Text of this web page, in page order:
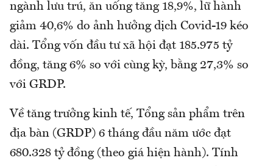
ngành lưu trú, ăn uống tăng 18,9%, lữ hành
giảm 40,6% do ảnh hưởng dịch Covid-19 kéo
dài. Tổng vốn đầu tư xã hội đạt 185.975 tỷ
đồng, tăng 6% so với cùng kỳ, bằng 27,3% so
với GRDP.
Về tăng trưởng kinh tế, Tổng sản phẩm trên
địa bàn (GRDP) 6 tháng đầu năm ước đạt
680.328 tỷ đồng (theo giá hiện hành). Tính